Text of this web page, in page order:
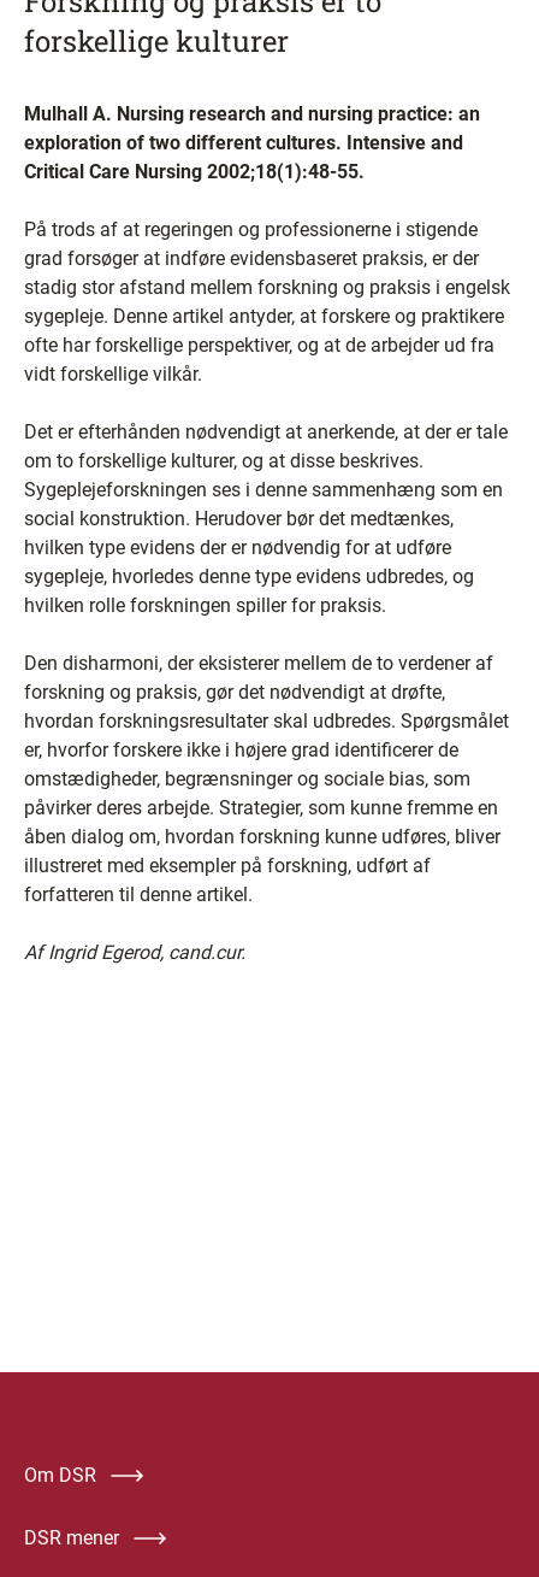
forskellige kulturer
Mulhall A. Nursing research and nursing practice: an
exploration of two different cultures. Intensive and
Critical Care Nursing 2002;18(1):48-55.
På trods af at regeringen og professionerne i stigende
grad forsøger at indføre evidensbaseret praksis, er der
stadig stor afstand mellem forskning og praksis i engelsk
sygepleje. Denne artikel antyder, at forskere og praktikere
ofte har forskellige perspektiver, og at de arbejder ud fra
vidt forskellige vilkår.
Det er efterhånden nødvendigt at anerkende, at der er tale
om to forskellige kulturer, og at disse beskrives.
Sygeplejeforskningen ses i denne sammenhæng som en
social konstruktion. Herudover bør det medtænkes,
hvilken type evidens der er nødvendig for at udføre
sygepleje, hvorledes denne type evidens udbredes, og
hvilken rolle forskningen spiller for praksis.
Den disharmoni, der eksisterer mellem de to verdener af
forskning og praksis, gør det nødvendigt at drøfte,
hvordan forskningsresultater skal udbredes. Spørgsmålet
er, hvorfor forskere ikke i højere grad identificerer de
omstædigheder, begrænsninger og sociale bias, som
påvirker deres arbejde. Strategier, som kunne fremme en
åben dialog om, hvordan forskning kunne udføres, bliver
illustreret med eksempler på forskning, udført af
forfatteren til denne artikel.
Af Ingrid Egerod, cand.cur.
Om DSR
DSR mener